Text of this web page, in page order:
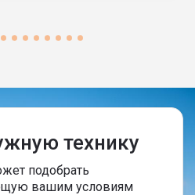
технику
подобрать
вашим условиям